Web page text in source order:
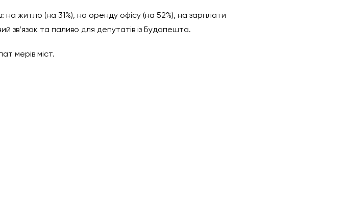
на житло (на 31%), на оренду офісу (на 52%), на зарплати
зв’язок та паливо для депутатів із Будапешта.
мерів міст.